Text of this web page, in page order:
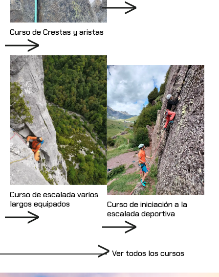
Curso de Crestas y aristas
Curso de escalada varios
largos equipados
Curso de iniciación a la
escalada deportiva
Ver todos los cursos